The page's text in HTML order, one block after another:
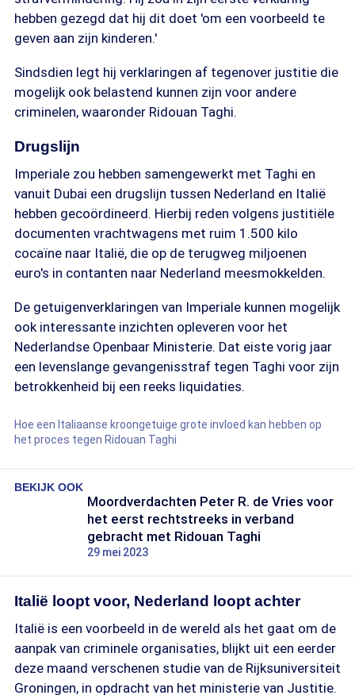
hebben gezegd dat hij dit doet 'om een voorbeeld te
geven aan zijn kinderen.'
Sindsdien legt hij verklaringen af tegenover justitie die
mogelijk ook belastend kunnen zijn voor andere
criminelen, waaronder Ridouan Taghi.
Drugslijn
Imperiale zou hebben samengewerkt met Taghi en
vanuit Dubai een drugslijn tussen Nederland en Italië
hebben gecoördineerd. Hierbij reden volgens justitiële
documenten vrachtwagens met ruim 1.500 kilo
cocaïne naar Italië, die op de terugweg miljoenen
euro's in contanten naar Nederland meesmokkelden.
De getuigenverklaringen van Imperiale kunnen mogelijk
ook interessante inzichten opleveren voor het
Nederlandse Openbaar Ministerie. Dat eiste vorig jaar
een levenslange gevangenisstraf tegen Taghi voor zijn
betrokkenheid bij een reeks liquidaties.
Hoe een Italiaanse kroongetuige grote invloed kan hebben op
het proces tegen Ridouan Taghi
BEKIJK OOK
Moordverdachten Peter R. de Vries voor
het eerst rechtstreeks in verband
gebracht met Ridouan Taghi
29 mei 2023
Italië loopt voor, Nederland loopt achter
Italië is een voorbeeld in de wereld als het gaat om de
aanpak van criminele organisaties, blijkt uit een eerder
deze maand verschenen studie van de Rijksuniversiteit
Groningen, in opdracht van het ministerie van Justitie.